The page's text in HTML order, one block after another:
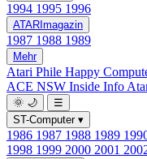
1994 1995 1996
ATARImagazin
1987 1988 1989
Mehr
Atari Phile Happy
ACE NSW Inside Info
🌞 🌙
☰
ST-Computer ▾
1986 1987 1988 1989
1998 1999 2000 2001